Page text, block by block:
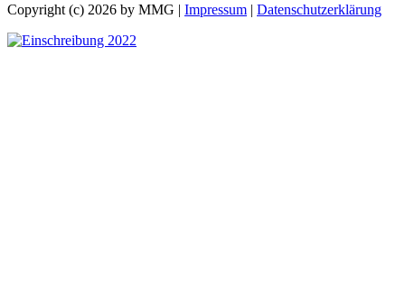
Copyright (c) 2026 by MMG | Impressum | Datenschutzerklärung